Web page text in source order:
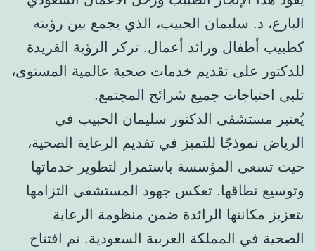
البارع، د. سليمان الحبيب، الذي يجمع بين رؤيته
كطبيب أطفال ورائد أعمال. تركز الرؤية الفريدة
للدكتور على تقديم خدمات صحية عالمية المستوى،
تلبي احتياجات جميع شرائح المجتمع.
يُعتبر مستشفى الدكتور سليمان الحبيب في
الرياض نموذجًا للتميز في تقديم الرعاية الصحية،
حيث تسعى المؤسسة باستمرار لتطوير خدماتها
وتوسيع نطاقها. تعكس جهود المستشفى التزامها
بتعزيز مكانتها الرائدة ضمن منظومة الرعاية
الصحية في المملكة العربية السعودية. تم افتتاح